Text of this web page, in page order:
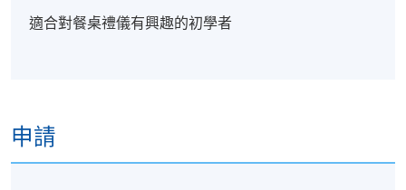
適合對餐桌禮儀有興趣的初學者
申請